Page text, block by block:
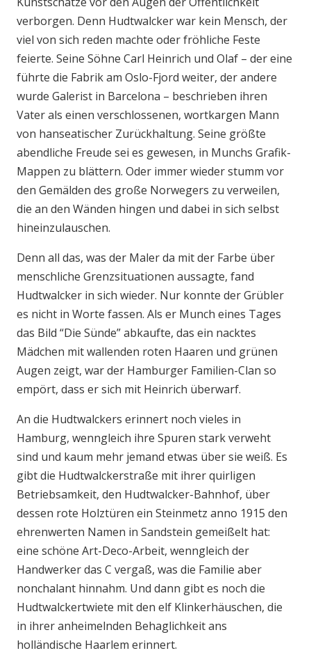
verborgen. Denn Hudtwalcker war kein Mensch, der
viel von sich reden machte oder fröhliche Feste
feierte. Seine Söhne Carl Heinrich und Olaf – der eine
führte die Fabrik am Oslo-Fjord weiter, der andere
wurde Galerist in Barcelona – beschrieben ihren
Vater als einen verschlossenen, wortkargen Mann
von hanseatischer Zurückhaltung. Seine größte
abendliche Freude sei es gewesen, in Munchs Grafik-
Mappen zu blättern. Oder immer wieder stumm vor
den Gemälden des große Norwegers zu verweilen,
die an den Wänden hingen und dabei in sich selbst
hineinzulauschen.
Denn all das, was der Maler da mit der Farbe über
menschliche Grenzsituationen aussagte, fand
Hudtwalcker in sich wieder. Nur konnte der Grübler
es nicht in Worte fassen. Als er Munch eines Tages
das Bild “Die Sünde” abkaufte, das ein nacktes
Mädchen mit wallenden roten Haaren und grünen
Augen zeigt, war der Hamburger Familien-Clan so
empört, dass er sich mit Heinrich überwarf.
An die Hudtwalckers erinnert noch vieles in
Hamburg, wenngleich ihre Spuren stark verweht
sind und kaum mehr jemand etwas über sie weiß. Es
gibt die Hudtwalckerstraße mit ihrer quirligen
Betriebsamkeit, den Hudtwalcker-Bahnhof, über
dessen rote Holztüren ein Steinmetz anno 1915 den
ehrenwerten Namen in Sandstein gemeißelt hat:
eine schöne Art-Deco-Arbeit, wenngleich der
Handwerker das C vergaß, was die Familie aber
nonchalant hinnahm. Und dann gibt es noch die
Hudtwalckertwiete mit den elf Klinkerhäuschen, die
in ihrer anheimelnden Behaglichkeit ans
holländische Haarlem erinnert.